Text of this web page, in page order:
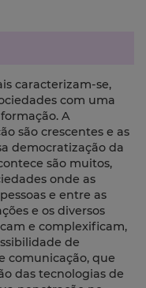
caracterizam-se,
com uma
A
são crescentes e as
democratização da
são muitos,
onde as
e entre as
e os diversos
e complexificam,
de
comunicação, que
das tecnologias de